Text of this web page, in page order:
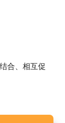
合、相互促